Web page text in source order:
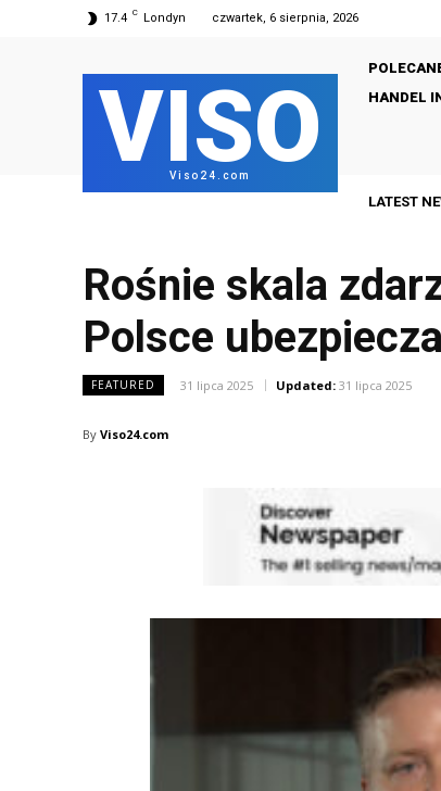
17.4 C Londyn czwartek, 6 sierpnia, 2026
VISO
Viso24.com
HANDEL
LATEST
Rośnie skala
Polsce
FEATURED 31 lipca 2025 Updated: 31 lipca 2025
By Viso24.com